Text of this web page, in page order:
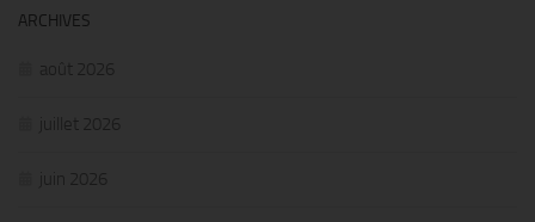
ARCHIVES
août 2026
juillet 2026
juin 2026